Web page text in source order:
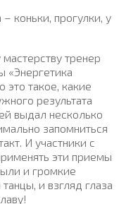
коньки, прогулки, у
тренер
«Энергетика
это такое, какие
результата
выдал несколько
запомниться
И участники с
эти приемы
и громкие
и взгляд глаза